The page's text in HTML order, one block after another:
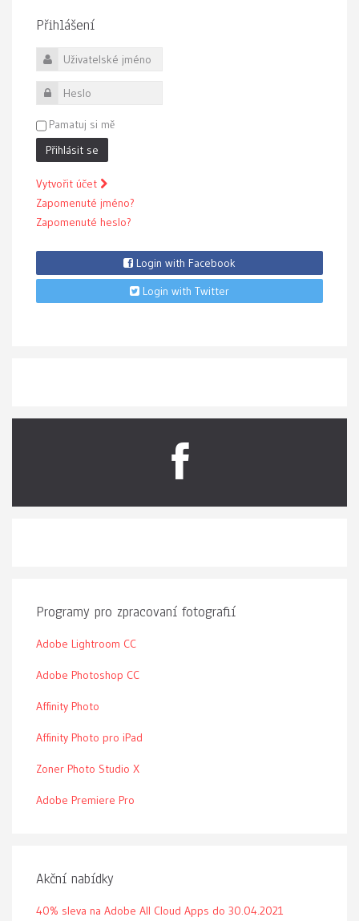
Přihlášení
Uživatelské jméno
Heslo
Pamatuj si mě
Přihlásit se
Vytvořit účet
Zapomenuté jméno?
Zapomenuté heslo?
Login with Facebook
Login with Twitter
Programy pro zpracovaní fotografií
Adobe Lightroom CC
Adobe Photoshop CC
Affinity Photo
Affinity Photo pro iPad
Zoner Photo Studio X
Adobe Premiere Pro
Akční nabídky
40% sleva na Adobe All Cloud Apps do 30.04.2021